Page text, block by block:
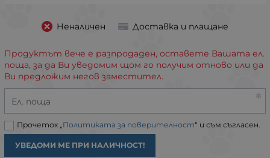
Неналичен Доставка и плащане
Продуктът вече е разпродаден, оставете Вашата ел.
поща, за да Ви уведомим щом го получим отново или да
Ви предложим негов заместител.
Ел. поща
Прочетох „Политиката за поверителност“ и съм съгласен.
УВЕДОМИ МЕ ПРИ НАЛИЧНОСТ!